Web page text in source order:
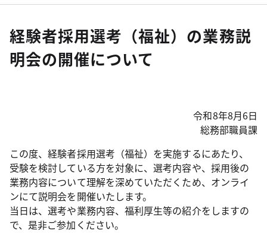
経験者採用選考（福祉）の業務説
明会の開催について
令和8年8月6日
総務部職員課
この度、経験者採用選考（福祉）を実施するにあたり、
受験を検討している方を対象に、選考内容や、採用後の
業務内容について理解を深めていただくため、オンライ
ンにて説明会を開催いたします。
当日は、選考や業務内容、福利厚生等の紹介をしますの
で、是非ご参加ください。